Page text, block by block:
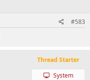
#583
Thread Starter
System